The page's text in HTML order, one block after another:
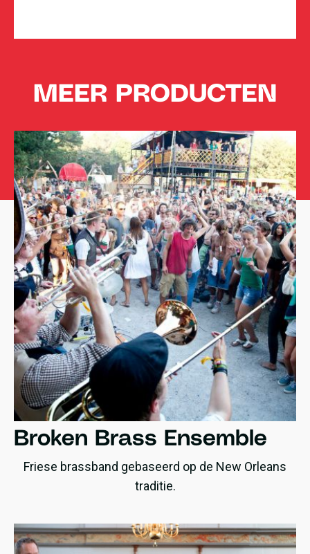
MEER PRODUCTEN
Broken Brass Ensemble
Friese brassband gebaseerd op de New Orleans
traditie.